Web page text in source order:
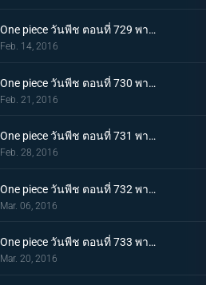
One piece วันพีช ตอนที่ 729 พากย์ไทย เจ้ามังกรอัคคี! ฉันจะปกป้องชีวิตลูฟี่ให้ได้!
Feb. 14, 2016
One piece วันพีช ตอนที่ 730 พากย์ไทย น้ำแห่งปาฏิหาริย์! การต่อสู้ของมันเชอร์รี่!
Feb. 21, 2016
One piece วันพีช ตอนที่ 731 พากย์ไทย ตราบที่ยังมีชีวิต! ต้องหยุดกรงนกมรณะให้ได้!
Feb. 28, 2016
One piece วันพีช ตอนที่ 732 พากย์ไทย อยู่หรือตาย! การนับถอยหลังของโชคชะตากรรม!
Mar. 06, 2016
One piece วันพีช ตอนที่ 733 พากย์ไทย พิฆาตสวรรค์! คิงคองกันแห่งความโกรธของลูฟี่!
Mar. 20, 2016